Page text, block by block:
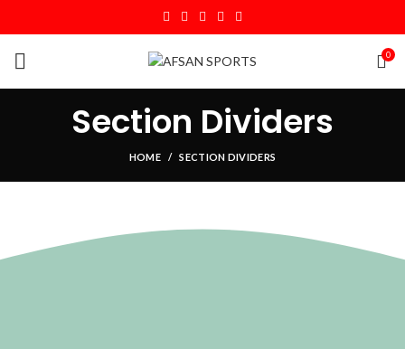
0
Section Dividers
HOME SECTION DIVIDERS